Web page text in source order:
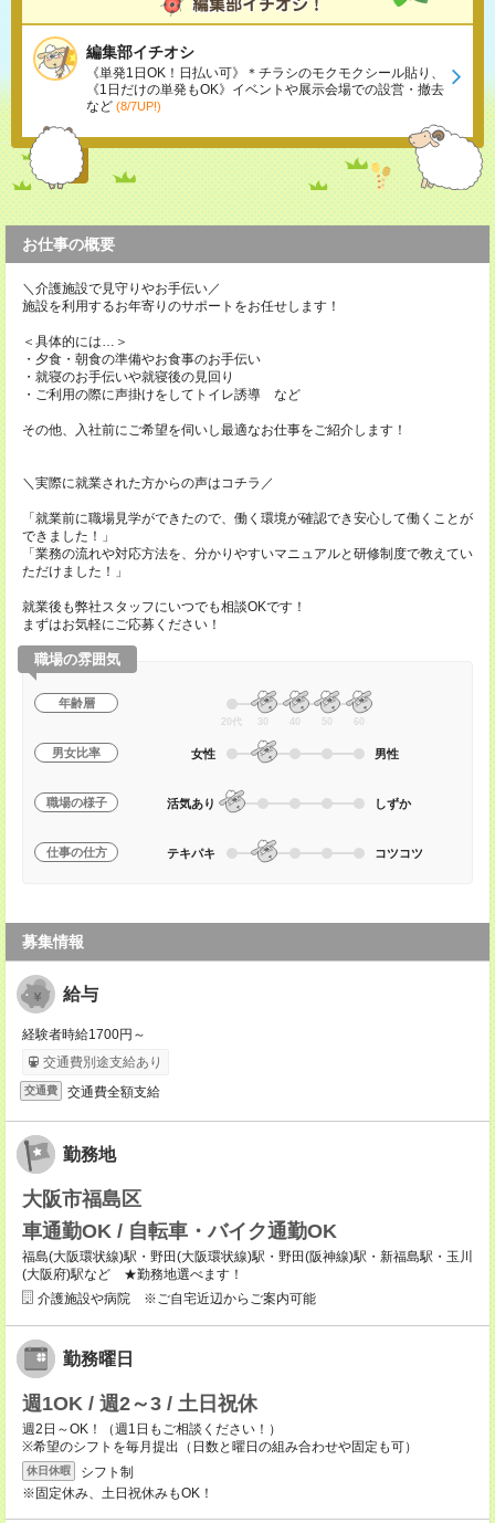
編集部イチオシ
《単発1日OK！日払い可》＊チラシのモクモクシール貼り、
《1日だけの単発もOK》イベントや展示会場での設営・撤去
など (8/7UP!)
お仕事の概要
＼介護施設で見守りやお手伝い／
施設を利用するお年寄りのサポートをお任せします！
＜具体的には…＞
・夕食・朝食の準備やお食事のお手伝い
・就寝のお手伝いや就寝後の見回り
・ご利用の際に声掛けをしてトイレ誘導 など
その他、入社前にご希望を伺いし最適なお仕事をご紹介します！
＼実際に就業された方からの声はコチラ／
「就業前に職場見学ができたので、働く環境が確認でき安心して働くことが
できました！」
「業務の流れや対応方法を、分かりやすいマニュアルと研修制度で教えてい
ただけました！」
就業後も弊社スタッフにいつでも相談OKです！
まずはお気軽にご応募ください！
職場の雰囲気
年齢層
20代 30 40 50 60
男女比率 女性 男性
職場の様子 活気あり しずか
仕事の仕方 テキパキ コツコツ
募集情報
給与
経験者時給1700円～
交通費別途支給あり
交通費 交通費全額支給
勤務地
大阪市福島区
車通勤OK / 自転車・バイク通勤OK
福島(大阪環状線)駅・野田(大阪環状線)駅・野田(阪神線)駅・新福島駅・玉川
(大阪府)駅など ★勤務地選べます！
介護施設や病院 ※ご自宅近辺からご案内可能
勤務曜日
週1OK / 週2～3 / 土日祝休
週2日～OK！（週1日もご相談ください！）
※希望のシフトを毎月提出（日数と曜日の組み合わせや固定も可）
休日休暇
シフト制
※固定休み、土日祝休みもOK！